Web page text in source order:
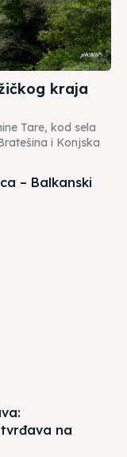
kraja
Tare, kod sela
i Konjska
– Balkanski
na